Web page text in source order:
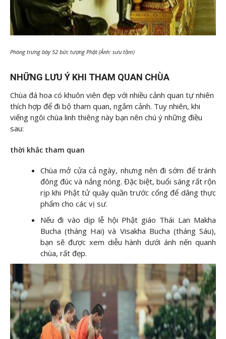
Phòng trưng bày 52 bức tượng Phật (Ảnh: sưu tầm)
NHỮNG LƯU Ý KHI THAM QUAN CHÙA
Chùa đá hoa có khuôn viên đẹp với nhiều cảnh quan tự nhiên
thích hợp để đi bộ tham quan, ngắm cảnh. Tuy nhiên, khi
viếng ngôi chùa linh thiêng này bạn nên chú ý những điều
sau:
thời khắc tham quan
Chùa mở cửa cả ngày, nhưng nên đi sớm để tránh
đông đúc và nắng nóng. Đặc biệt, buổi sáng rất rộn
rịp khi Phật tử quây quần trước cổng để dâng thực
phẩm cho các vị sư.
Nếu đi vào dịp lễ hội Phật giáo Thái Lan Makha
Bucha (tháng Hai) và Visakha Bucha (tháng Sáu),
bạn sẽ được xem diễu hành dưới ánh nến quanh
chùa, rất đẹp.